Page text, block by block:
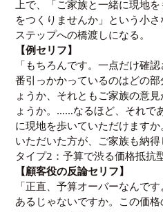
上で、「ご家族と一緒に現地
をつくりませんか」という小
ステップへの橋渡しになる。
【例セリフ】
「もちろんです。一点だけ確
番引っかかっているのはどの
ょうか、それともご家族の意
ょうか。……なるほど、それで
に現地を歩いていただけます
いただいた方が、ご家族も納得
タイプ2：予算で渋る価格抵抗
【顧客役の反論セリフ】
「正直、予算オーバーなんで
あるじゃないですか。この価